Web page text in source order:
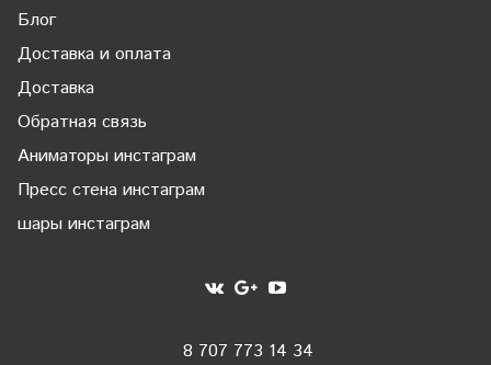
Блог
Доставка и оплата
Доставка
Обратная связь
Аниматоры инстаграм
Пресс стена инстаграм
шары инстаграм
8 707 773 14 34